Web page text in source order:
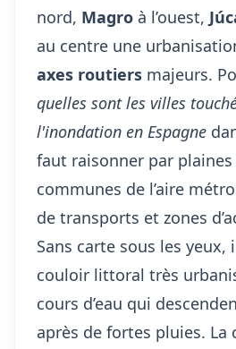
nord, Magro à l’ouest,
au centre une
axes routiers majeurs.
quelles sont les villes
l'inondation en Espagne
faut raisonner par
communes de l’aire
de transports et zones
Sans carte sous les yeux,
couloir littoral très
cours d’eau qui
après de fortes pluies. La